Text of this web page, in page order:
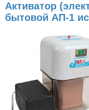
Активатор
бытовой АП-1